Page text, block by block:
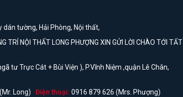
TRÍ NỘI THẤT LONG PHƯỢNG XIN GỬI LỜI CHÀO TỚI TẤT
tư Trực Cát + Bùi Viện ), P.Vĩnh Niệm ,quận Lê Chân,
Long) Điện thoại: 0916 879 626 (Mrs. Phượng)